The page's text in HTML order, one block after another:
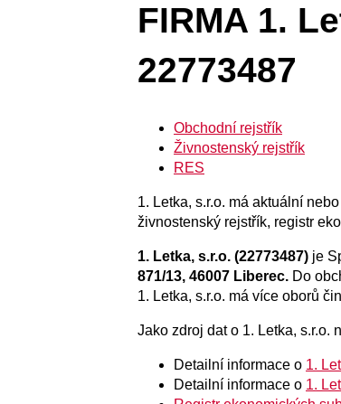
FIRMA 1.
22773487
Obchodní rejstřík
Živnostenský rejstřík
RES
1. Letka, s.r.o. má aktuální
živnostenský rejstřík, registr
1. Letka, s.r.o. (22773487) je
871/13, 46007 Liberec. Do
1. Letka, s.r.o. má více oborů
Jako zdroj dat o 1. Letka, s.r.o.
Detailní informace o 1.
Detailní informace o 1.